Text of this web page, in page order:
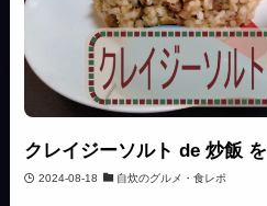
クレイジーソルト de 炒飯 を
2024-08-18 自炊のグルメ・食レポ